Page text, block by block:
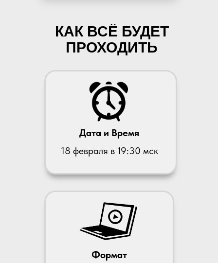
КАК ВСЁ БУДЕТ
ПРОХОДИТЬ
Дата и Время
18 февраля в 19:30 мск
Формат